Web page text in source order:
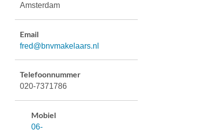
Amsterdam
Email
fred@bnvmakelaars.nl
Telefoonnummer
020-7371786
Mobiel
06-